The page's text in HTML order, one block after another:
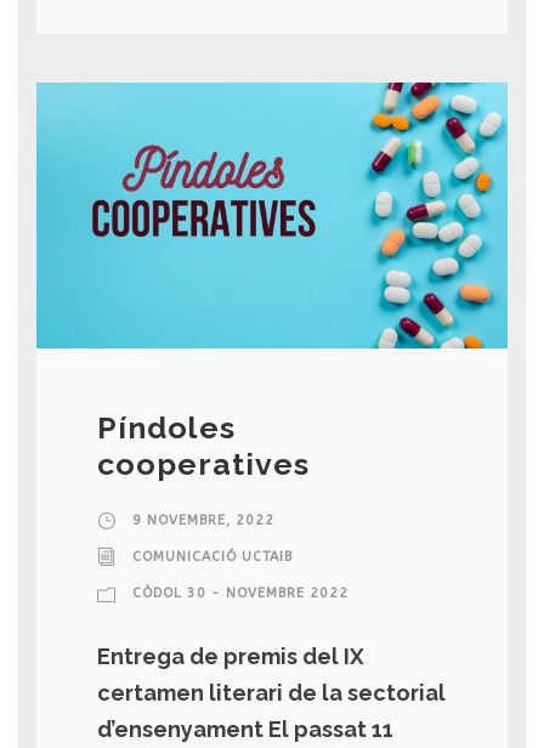
Píndoles
cooperatives
9 NOVEMBRE, 2022
COMUNICACIÓ UCTAIB
CÒDOL 30 - NOVEMBRE 2022
Entrega de premis del IX
certamen literari de la sectorial
d’ensenyament El passat 11